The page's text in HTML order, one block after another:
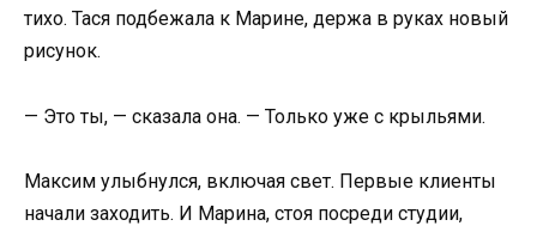
тихо. Тася подбежала к Марине, держа в руках новый
рисунок.
— Это ты, — сказала она. — Только уже с крыльями.
Максим улыбнулся, включая свет. Первые клиенты
начали заходить. И Марина, стоя посреди студии,